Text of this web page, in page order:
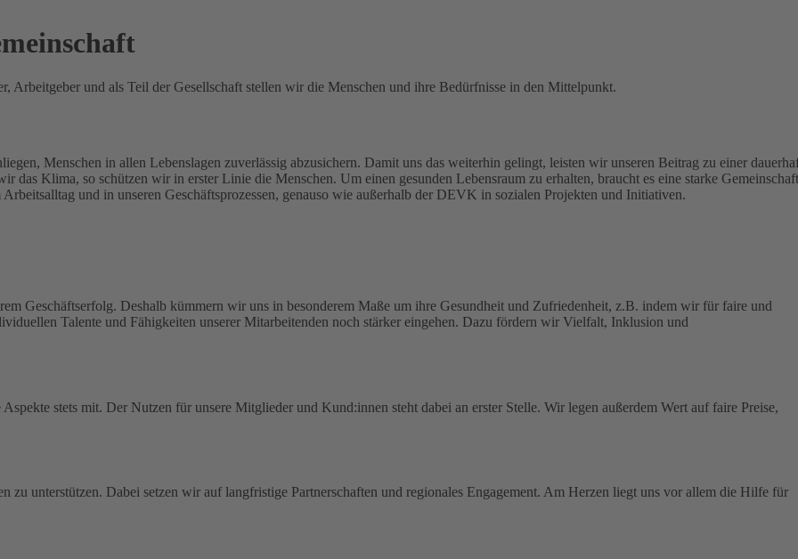
Arbeitgeber und als Teil der Gesellschaft stellen wir die Menschen und ihre Bedürfnisse in den Mittelpunkt.
Menschen in allen Lebenslagen zuverlässig abzusichern. Damit uns das weiterhin gelingt, leisten wir unseren Beitrag zu einer
das Klima, so schützen wir in erster Linie die Menschen. Um einen gesunden Lebensraum zu erhalten, braucht es eine starke
und in unseren Geschäftsprozessen, genauso wie außerhalb der DEVK in sozialen Projekten und Initiativen.
Geschäftserfolg. Deshalb kümmern wir uns in besonderem Maße um ihre Gesundheit und Zufriedenheit, z.B. indem wir für faire und
Talente und Fähigkeiten unserer Mitarbeitenden noch stärker eingehen. Dazu fördern wir Vielfalt, Inklusion und
stets mit. Der Nutzen für unsere Mitglieder und Kund:innen steht dabei an erster Stelle. Wir legen außerdem Wert auf faire Preise,
zu unterstützen. Dabei setzen wir auf langfristige Partnerschaften und regionales Engagement. Am Herzen liegt uns vor allem die Hilfe für